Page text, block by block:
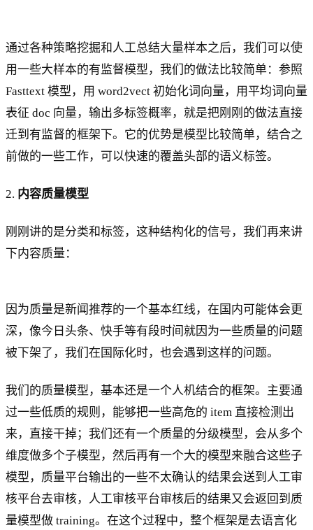
通过各种策略挖掘和人工总结大量样本之后，我们可以使
用一些大样本的有监督模型，我们的做法比较简单：参照
Fasttext 模型，用 word2vect 初始化词向量，用平均词向量
表征 doc 向量，输出多标签概率，就是把刚刚的做法直接
迁到有监督的框架下。它的优势是模型比较简单，结合之
前做的一些工作，可以快速的覆盖头部的语义标签。
2. 内容质量模型
刚刚讲的是分类和标签，这种结构化的信号，我们再来讲
下内容质量：
因为质量是新闻推荐的一个基本红线，在国内可能体会更
深，像今日头条、快手等有段时间就因为一些质量的问题
被下架了，我们在国际化时，也会遇到这样的问题。
我们的质量模型，基本还是一个人机结合的框架。主要通
过一些低质的规则，能够把一些高危的 item 直接检测出
来，直接干掉；我们还有一个质量的分级模型，会从多个
维度做多个子模型，然后再有一个大的模型来融合这些子
模型，质量平台输出的一些不太确认的结果会送到人工审
核平台去审核，人工审核平台审核后的结果又会返回到质
量模型做 training。在这个过程中，整个框架是去语言化